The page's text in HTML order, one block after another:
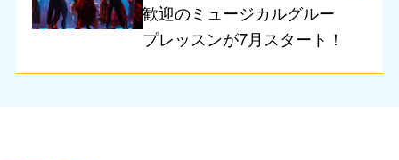
歓迎のミュージカルグルー
プレッスンが7月スタート！